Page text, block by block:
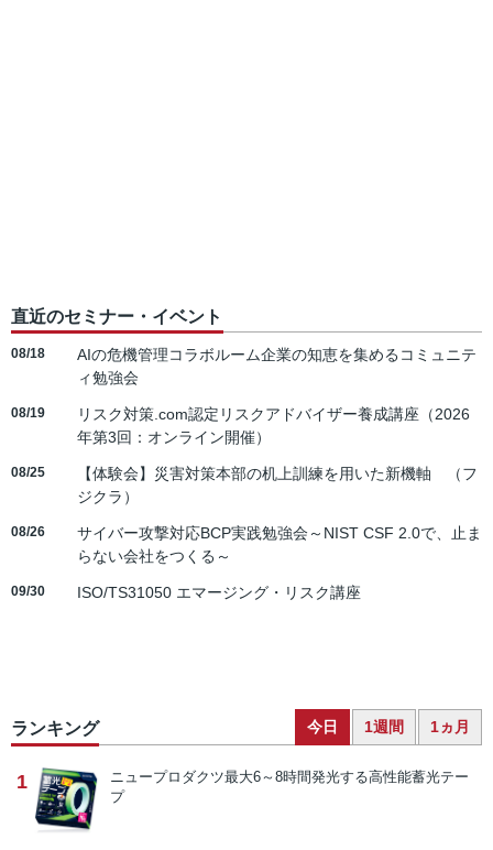
直近のセミナー・イベント
08/18
AIの危機管理コラボルーム企業の知恵を集めるコミュニテ
ィ勉強会
08/19
リスク対策.com認定リスクアドバイザー養成講座（2026
年第3回：オンライン開催）
08/25
【体験会】災害対策本部の机上訓練を用いた新機軸 （フ
ジクラ）
08/26
サイバー攻撃対応BCP実践勉強会～NIST CSF 2.0で、止ま
らない会社をつくる～
09/30 ISO/TS31050 エマージング・リスク講座
ランキング 今日 1週間 1ヵ月
1 ニュープロダクツ最大6～8時間発光する高性能蓄光テー
プ